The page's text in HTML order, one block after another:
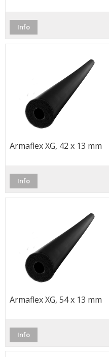
Info
Armaflex XG, 42 x 13 mm
Info
Armaflex XG, 54 x 13 mm
Info